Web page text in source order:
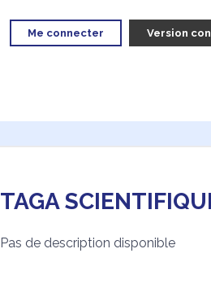
Me connecter Version
TAGA
Pas de description disponible